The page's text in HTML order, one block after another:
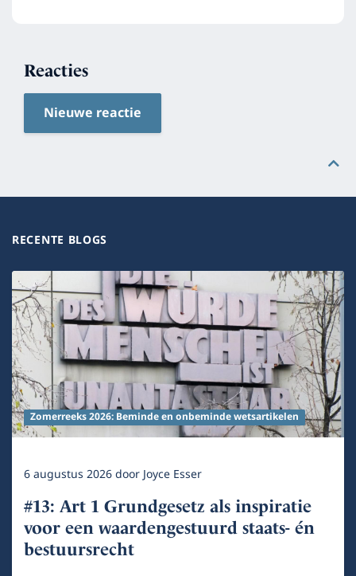
Reacties
Nieuwe reactie
RECENTE BLOGS
Zomerreeks 2026: Beminde en onbeminde wetsartikelen
6 augustus 2026doorJoyce Esser
#13: Art 1 Grundgesetz als inspiratie
voor een waardengestuurd staats- én
bestuursrecht